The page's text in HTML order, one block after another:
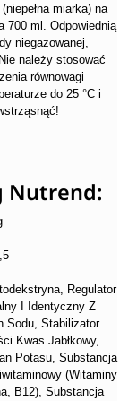
miarka) na
700 ml. Odpowiednią
niegazowanej,
należy stosować
równowagi
do 25 °C i
Nutrend:
Regulator
I Identyczny Z
Sodu, Stabilizator
Kwas Jabłkowy,
Potasu, Substancja
(Witaminy
B12), Substancja